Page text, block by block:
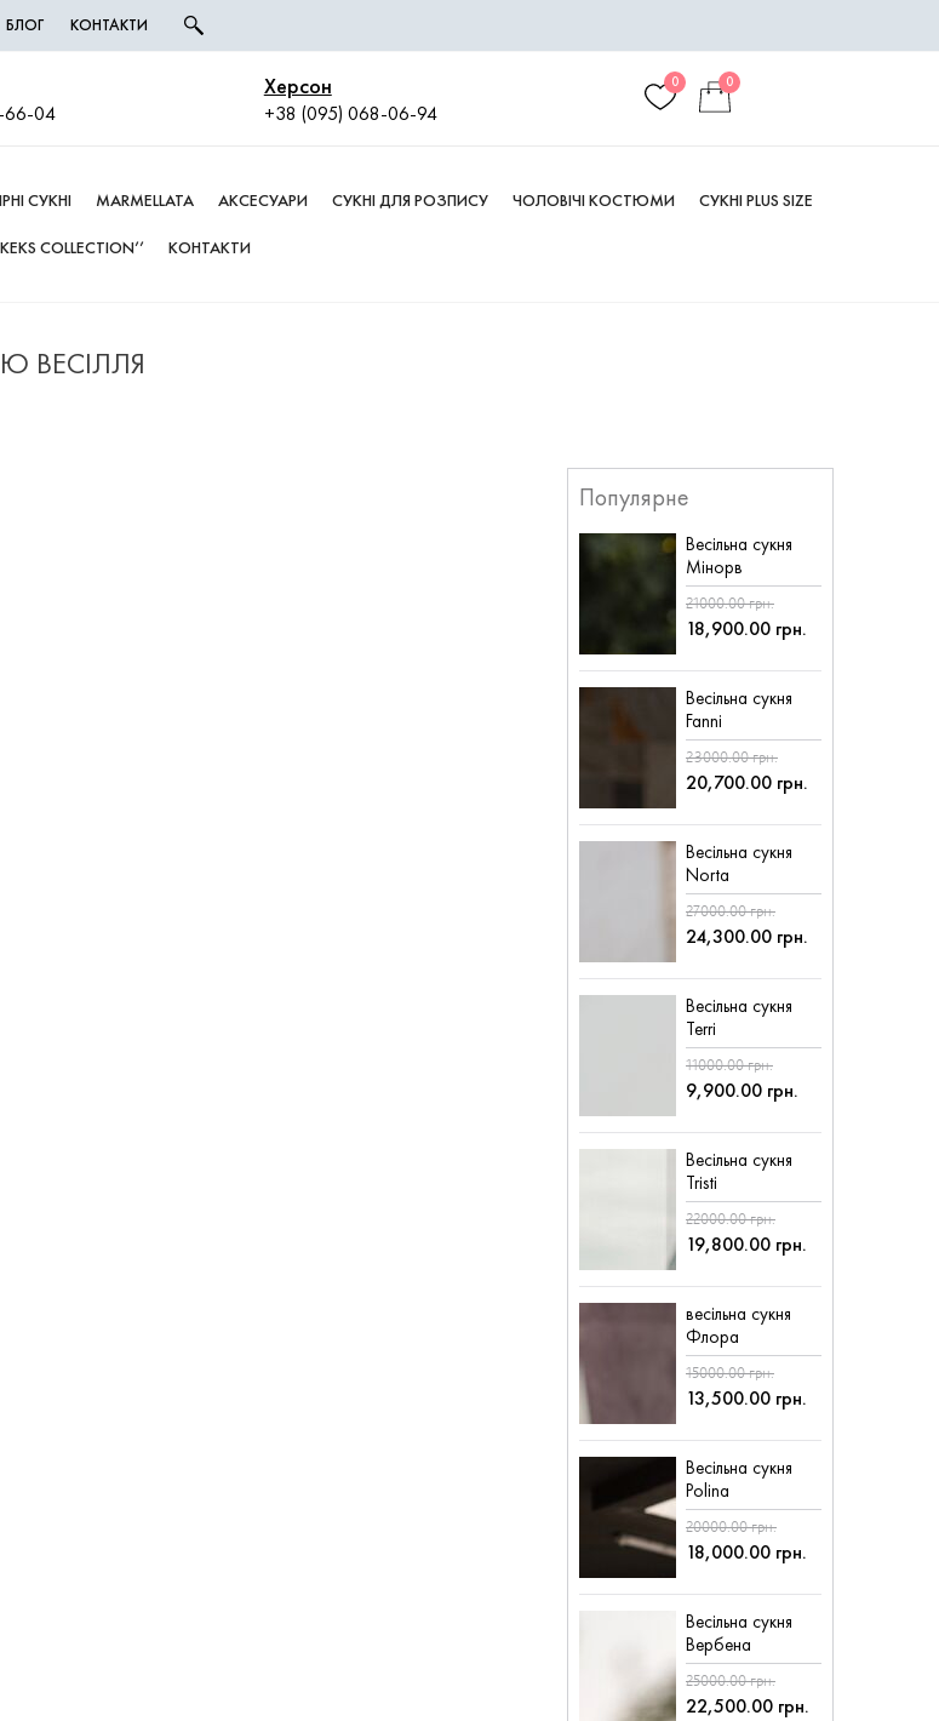
БЛОГ КОНТАКТИ
66-04
Херсон
+38 (095) 068-06-94
0 0
СУКНІ MARMELLATA АКСЕСУАРИ СУКНІ ДЛЯ РОЗПИСУ ЧОЛОВІЧІ КОСТЮМИ СУКНІ PLUS SIZE
COLLECTION’’ КОНТАКТИ
ВЕСІЛЛЯ
Популярне
Весільна сукня
Мінорв
21000.00 грн.
18,900.00 грн.
Весільна сукня
Fanni
23000.00 грн.
20,700.00 грн.
Весільна сукня
Norta
27000.00 грн.
24,300.00 грн.
Весільна сукня
Terri
11000.00 грн.
9,900.00 грн.
Весільна сукня
Tristi
22000.00 грн.
19,800.00 грн.
весільна сукня
Флора
15000.00 грн.
13,500.00 грн.
Весільна сукня
Polina
20000.00 грн.
18,000.00 грн.
Весільна сукня
Вербена
25000.00 грн.
22,500.00 грн.